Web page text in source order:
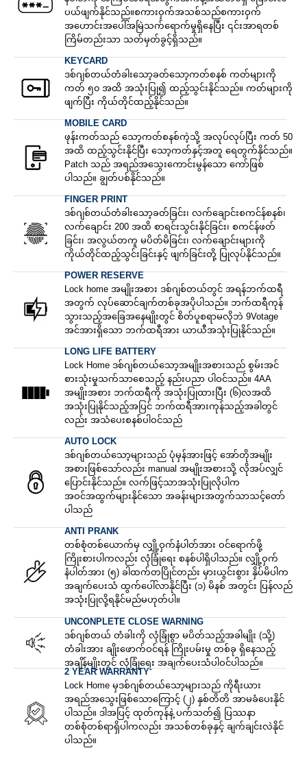
ပယ်ဖျက်နိုင်သည်။စကားဝှက်အသစ်သည်စကားဝှက်
အဟောင်းအပေါ်အမြဲသက်ရောက်မှုရှိနေပြီး ၎င်းအာရတစ်
ကြိမ်တည်းသာ သတ်မှတ်ခွင့်ရှိသည်။
KEYCARD
ဒစ်ဂျစ်တယ်တံခါးသော့ခတ်သော့ကတ်စနစ် ကတ်များကို
ကတ် ၅၀ အထိ အသုံးပြု၍ ထည့်သွင်းနိုင်သည်။ ကတ်များကို
ဖျက်ပြီး ကိုယ်တိုင်ထည့်နိုင်သည်။
MOBILE CARD
ဖုန်းကတ်သည် သော့ကတ်စနစ်ကဲ့သို့ အလုပ်လုပ်ပြီး ကတ် 50
အထိ ထည့်သွင်းနိုင်ပြီး သော့ကတ်နှင့်အတူ ရေတွက်နိုင်သည်။
Patch သည် အရည်အသွေးကောင်းမွန်သော ကော်ဖြစ်
ပါသည်။ ချွတ်ပစ်နိုင်သည်။
FINGER PRINT
ဒစ်ဂျစ်တယ်တံခါးသော့ခတ်ခြင်း၊ လက်ချောင်းစကင်န်စနစ်၊
လက်ချောင်း 200 အထိ စာရင်းသွင်းနိုင်ခြင်း၊ စကင်န်ဖတ်
ခြင်း၊ အလွယ်တကူ မပိတ်မိခြင်း၊ လက်ချောင်းများကို
ကိုယ်တိုင်ထည့်သွင်းခြင်းနှင့် ဖျက်ခြင်းတို့ ပြုလုပ်နိုင်သည်။
POWER RESERVE
Lock home အမျိုးအစား ဒစ်ဂျစ်တယ်တွင် အရန်ဘက်ထရီ
အတွက် လုပ်ဆောင်ချက်တစ်ခုအပိုပါသည်။ ဘက်ထရီကုန်
သွားသည့်အခြေအနေမျိုးတွင် စိတ်ပူစရာမလိုဘဲ 9Votage
အင်အားရှိသော ဘက်ထရီအား ယာယီအသုံးပြုနိုင်သည်။
LONG LIFE BATTERY
Lock Home ဒစ်ဂျစ်တယ်သော့အမျိုးအစားသည် စွမ်းအင်
စားသုံးမှုသက်သာစေသည့် နည်းပညာ ပါဝင်သည်။ 4AA
အမျိုးအစား ဘက်ထရီကို အသုံးပြုထားပြီး (၆)လအထိ
အသုံးပြုနိုင်သည့်အပြင် ဘက်ထရီအားကုန်သည့်အခါတွင်
လည်း အသံပေးစနစ်ပါဝင်သည်
AUTO LOCK
ဒစ်ဂျစ်တယ်သော့များသည် ပုံမှန်အားဖြင့် အော်တိုအမျိုး
အစားဖြစ်သော်လည်း manual အမျိုးအစားသို့ လိုအပ်လျှင်
ပြောင်းနိုင်သည်။ လက်ဖြင့်သာအသုံးပြုလိုပါက
အဝင်အထွက်များနိုင်သော အခန်းများအတွက်သာသင့်တော်
ပါသည်
ANTI PRANK
တစ်စုံတစ်ယောက်မှ လျှို့ဝှက်နံပါတ်အား ဝင်ရောက်ဖို့
ကြိုးစားပါကလည်း လုံခြုံရေး စနစ်ပါရှိပါသည်။ လျှို့ဝှက်
နံပါတ်အား (၅) ခါထက်တပြိုင်တည်း မှားယွင်းစွား နှိပ်မိပါက
အချက်ပေးသံ ထွက်ပေါ်လာနိုင်ပြီး (၁) မိနစ် အတွင်း ပြန်လည်
အသုံးပြုလို့ရနိုင်မည်မဟုတ်ပါ။
UNCONPLETE CLOSE WARNING
ဒစ်ဂျစ်တယ် တံခါးကို လုံခြုံစွာ မပိတ်သည့်အခါမျိုး (သို့)
တံခါးအား ချိုးဖောက်ဝင်ရန် ကြိုးပမ်းမှု တစ်ခု ရှိနေသည့်
အချိန်မျိုးတွင် လုံခြုံရေး အချက်ပေးသံပါဝင်ပါသည်။
2 YEAR WARRANTY
Lock Home မှဒစ်ဂျစ်တယ်သော့များသည် ကိုရီးယား
အရည်အသွေးဖြစ်သောကြောင့် (၂) နှစ်တိတိ အာမခံပေးနိုင်
ပါသည်။ ဒါအပြင့် ထုတ်ကုန်နဲ့ ပက်သတ်၍ ပြဿနာ
တစ်စုံတစ်ရာရှိပါကလည်း အသစ်တစ်ခုနှင့် ချက်ချင်းလဲနိုင်
ပါသည်။